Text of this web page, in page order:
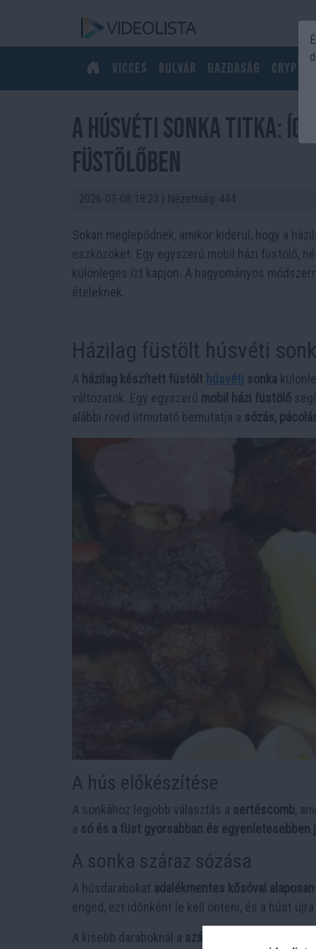
Vicces Bulvár Gazdaság Crypto
A húsvéti sonka titka:
füstölőben
2026-03-08 18:23 | Nézettség: 444
Sokan meglepődnek, amikor kiderül, hogy a
eszközöket. Egy egyszerű mobil házi füstölő,
különleges ízt kapjon. A hagyományos
ételeknek.
Házilag füstölt húsvéti
A házilag készített füstölt húsvéti sonka
változatok. Egy egyszerű mobil házi füstölő
alábbi rövid útmutató bemutatja a sózás,
A hús előkészítése
A sonkához legjobb választás a sertéscomb,
a só és a füst gyorsabban és egyenletesebben
A sonka száraz sózása
A húsdarabokat adalékmentes kősóval
enged, ezt időnként le kell önteni, és a húst újra
A kisebb daraboknál a száraz sózás általában